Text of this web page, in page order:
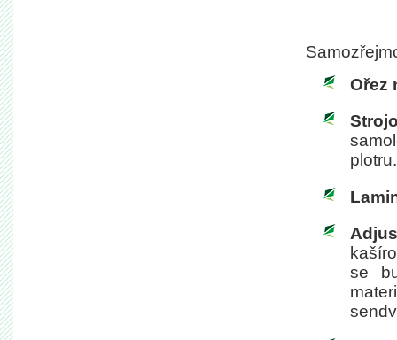
Ořez
plotru.
se